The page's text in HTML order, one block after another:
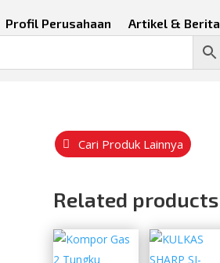
Profil Perusahaan Artikel & Berita
Cari Produk Lainnya
Related products